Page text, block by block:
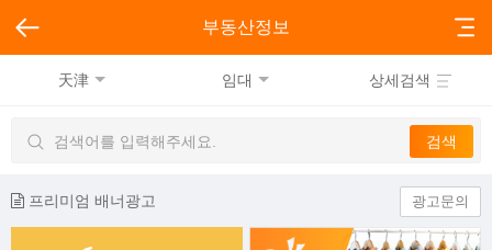
부동산정보
天津 임대 상세검색
프리미엄 배너광고 광고문의